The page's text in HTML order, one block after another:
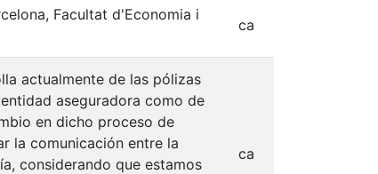
Facultat d'Economia i
ca
actualmente de las pólizas
aseguradora como de
en dicho proceso de
la comunicación entre la
considerando que estamos
ca